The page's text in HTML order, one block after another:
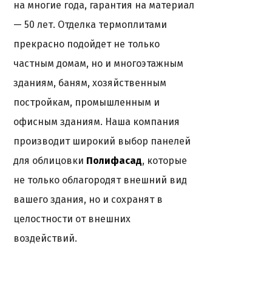
на многие года, гарантия на материал
— 50 лет. Отделка термоплитами
прекрасно подойдет не только
частным домам, но и многоэтажным
зданиям, баням, хозяйственным
постройкам, промышленным и
офисным зданиям. Наша компания
производит широкий выбор панелей
для облицовки Полифасад, которые
не только облагородят внешний вид
вашего здания, но и сохранят в
целостности от внешних
воздействий.